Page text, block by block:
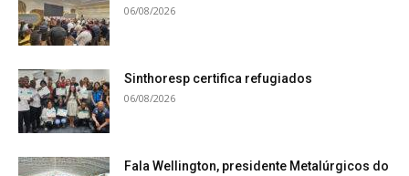
06/08/2026
Sinthoresp certifica refugiados
06/08/2026
Fala Wellington, presidente Metalúrgicos do